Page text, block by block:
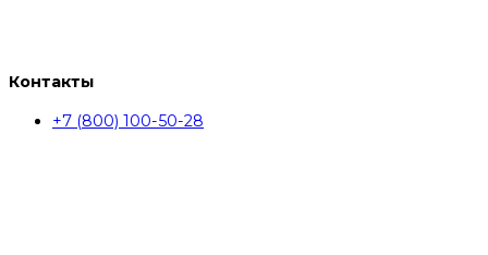
Контакты
+7 (800) 100-50-28